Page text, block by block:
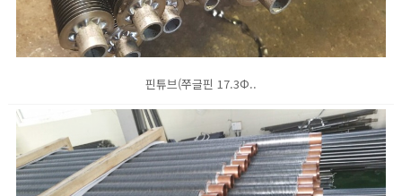
핀튜브(쭈글핀 17.3Φ..